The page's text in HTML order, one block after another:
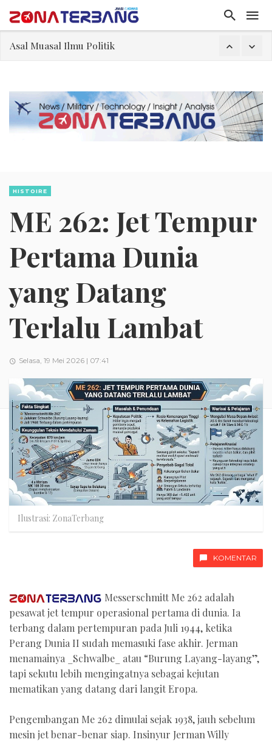
Asal Muasal Ilmu Politik
FWK: Presiden dan Masyarakat Perlu Gunakan Bahasa yang Santun
Dua Pesawat Nyaris Tabrakan di Haneda
Kedutaan Palestina Gelar Aksi Kerja Sukarela di Menteng sebagai Bentuk Terima Kasih kepada Indonesia
HISTOIRE
ME 262: Jet Tempur
Pertama Dunia
yang Datang
Terlalu Lambat
Selasa, 19 Mei 2026 | 07:41
Ilustrasi: ZonaTerbang
KOMENTAR
Messerschmitt Me 262 adalah
pesawat jet tempur operasional pertama di dunia. Ia
terbang dalam pertempuran pada Juli 1944, ketika
Perang Dunia II sudah memasuki fase akhir. Jerman
menamainya _Schwalbe_ atau “Burung Layang-layang”,
tapi sekutu lebih mengingatnya sebagai kejutan
mematikan yang datang dari langit Eropa.
Pengembangan Me 262 dimulai sejak 1938, jauh sebelum
mesin jet benar-benar siap. Insinyur Jerman Willy